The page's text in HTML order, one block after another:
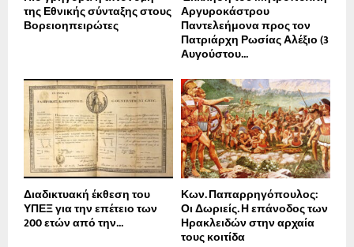
της Εθνικής σύνταξης στους
Βορειοηπειρώτες
Αργυροκάστρου
Παντελεήμονα προς τον
Πατριάρχη Ρωσίας Αλέξιο (3
Αυγούστου...
Διαδικτυακή έκθεση του
ΥΠΕΞ για την επέτειο των
200 ετών από την...
Κων. Παπαρρηγόπουλος:
Οι Δωριείς. Η επάνοδος των
Ηρακλειδών στην αρχαία
τους κοιτίδα